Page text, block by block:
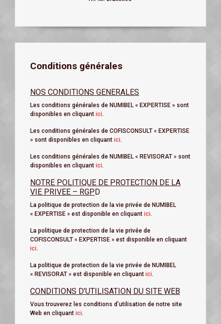
Conditions générales
NOS CONDITIONS GENERALES
Les conditions générales de NUMIBEL « EXPERTISE » sont
disponibles en cliquant ici.
Les conditions générales de COFISCONSULT « EXPERTISE
» sont disponibles en cliquant ici.
Les conditions générales de NUMIBEL « REVISORAT » sont
disponibles en cliquant ici.
NOTRE POLITIQUE DE PROTECTION DE LA
VIE PRIVEE – RGP D
La politique de protection de la vie privée de NUMIBEL
« EXPERTISE » est disponible en cliquant ici.
La politique de protection de la vie privée de
COFISCONSULT « EXPERTISE » est disponible en cliquant
ici.
La politique de protection de la vie privée de NUMIBEL
« REVISORAT » est disponible en cliquant ici.
CONDITIONS D’UTILISATION DU SITE WEB
Vous trouverez les conditions d’utilisation de notre site
Web en cliquant ici.